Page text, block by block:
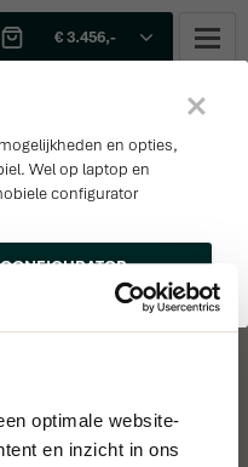
optimale website-
en inzicht in ons
€ 3.456,-
5 6
en opties,
Wel op laptop en
configurator